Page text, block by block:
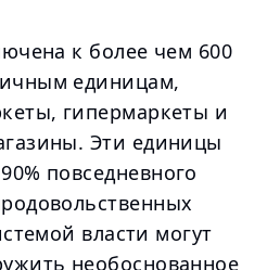
к более чем 600
единицам,
гипермаркеты и
Эти единицы
повседневного
власти могут
необоснованное